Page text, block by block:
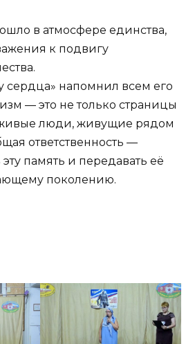
в атмосфере единства,
к подвигу
сердца» напомнил всем его
— это не только страницы
люди, живущие рядом
ответственность —
память и передавать её
поколению.